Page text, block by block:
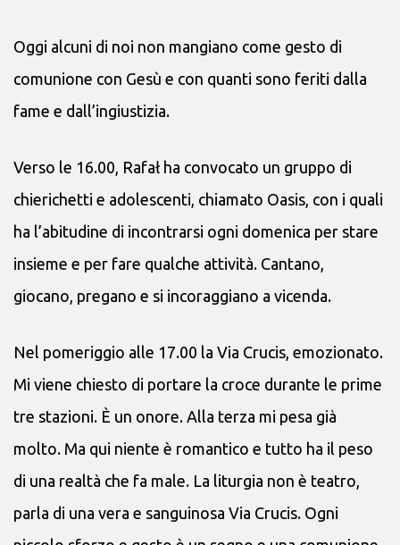
Oggi alcuni di noi non mangiano come gesto di
comunione con Gesù e con quanti sono feriti dalla
fame e dall’ingiustizia.
Verso le 16.00, Rafał ha convocato un gruppo di
chierichetti e adolescenti, chiamato Oasis, con i quali
ha l’abitudine di incontrarsi ogni domenica per stare
insieme e per fare qualche attività. Cantano,
giocano, pregano e si incoraggiano a vicenda.
Nel pomeriggio alle 17.00 la Via Crucis, emozionato.
Mi viene chiesto di portare la croce durante le prime
tre stazioni. È un onore. Alla terza mi pesa già
molto. Ma qui niente è romantico e tutto ha il peso
di una realtà che fa male. La liturgia non è teatro,
parla di una vera e sanguinosa Via Crucis. Ogni